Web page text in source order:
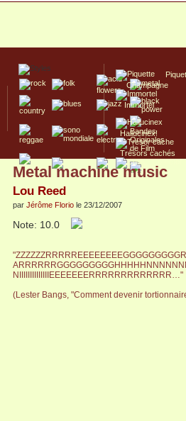
Champagne
Immortel
Hallucinex!
Trésors cachés
Culte/Collector
Metal machine music
Lou Reed
par Jérôme Florio le 23/12/2007
Note: 10.0
NIIIIIIIIIIIIIIEEEEEEERRRRRRRRRRRRR…"
(Lester Bangs, "Comment devenir